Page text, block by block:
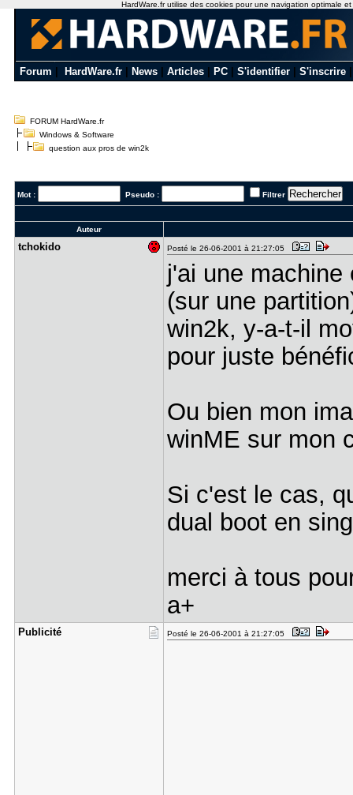
Forum HardWare.fr News Articles PC S'identifier S'inscrire
FORUM HardWare.fr
Windows & Software
question aux pros de win2k
Mot : Pseudo : Filtrer
Auteur
tchokido Posté le 26-06-2001 à 21:27:05
j'ai une
(sur une
win2k, y-a-t-il
pour juste
Ou bien mon
winME sur
Si c'est le cas,
dual boot en
merci à tous
a+
Publicité Posté le 26-06-2001 à 21:27:05
HardWare.fr utilise des cookies pour une navigation optimale